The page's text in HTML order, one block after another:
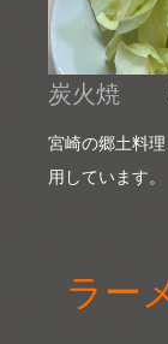
炭火焼
宮崎の郷土料理
用しています。
ラー